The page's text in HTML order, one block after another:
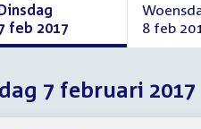
feb 2017
8 feb
februari
2017
7 februari 2017